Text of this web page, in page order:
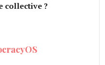
collective ?